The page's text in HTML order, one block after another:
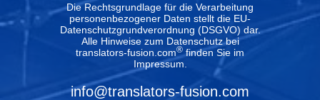
Die Rechtsgrundlage für die Verarbeitung
personenbezogener Daten stellt die EU-
Datenschutzgrundverordnung (DSGVO) dar.
Alle Hinweise zum Datenschutz bei
translators-fusion.com®finden Sie im
Impressum
info@translators-fusion.com